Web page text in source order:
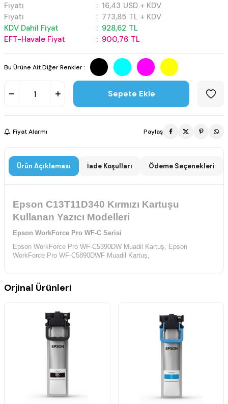
Fiyatı : 16,43 USD + KDV
Fiyatı
: 773,85 TL + KDV
KDV Dahil Fiyat
: 928,62 TL
EFT-Havale Fiyat
: 900,76 TL
Bu Ürüne Ait Diğer Renkler :
Sepete Ekle
Fiyat Alarmı Paylaş
Ürün Açıklaması İade Koşulları Ödeme Seçenekleri
Epson C13T11D340 Kırmızı Kartuşu
Kullanan Yazıcı Modelleri
Epson WorkForce Pro WF-C Serisi
Epson WorkForce Pro WF-C5390DW Muadil Kartuş, Epson
WorkForce Pro WF-C5890DWF Muadil Kartuş,
Orjinal Ürünleri